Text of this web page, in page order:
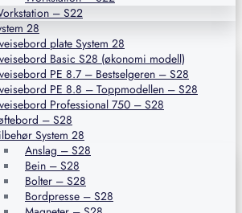
– S22
28
plate System 28
Basic S28 (økonomi modell)
PE 8.7 – Bestselgeren – S28
PE 8.8 – Toppmodellen – S28
Professional 750 – S28
– S28
System 28
Anslag – S28
Bein – S28
Bolter – S28
Bordpresse – S28